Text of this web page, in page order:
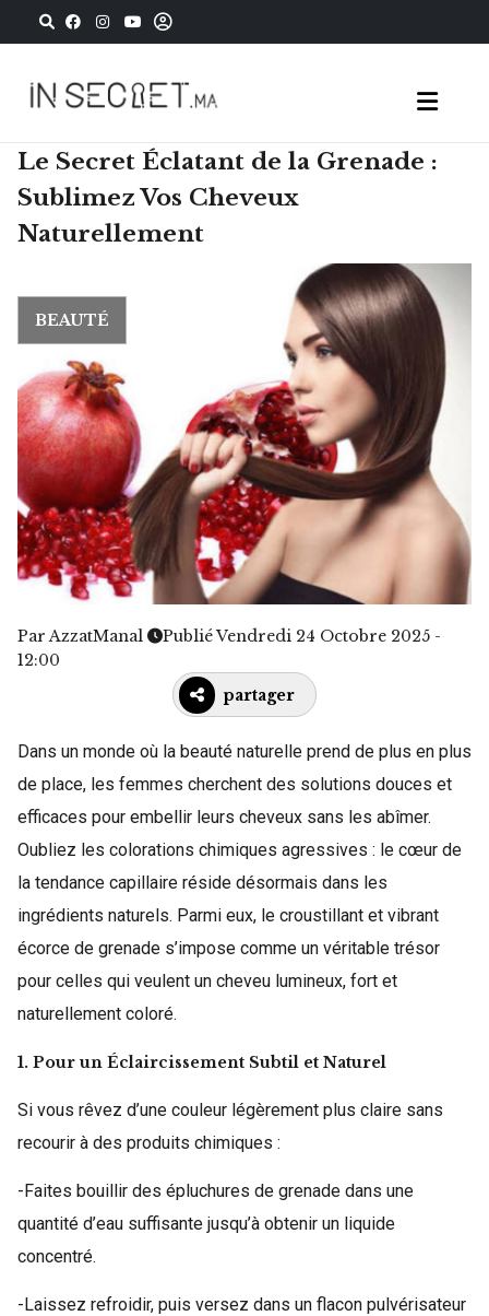
Le Secret Éclatant de la Grenade :
Sublimez Vos Cheveux
Naturellement
BEAUTÉ
ParAzzatManal
Publié Vendredi 24 Octobre 2025 -
12:00
partager
Dans un monde où la beauté naturelle prend de plus en plus
de place, les femmes cherchent des solutions douces et
efficaces pour embellir leurs cheveux sans les abîmer.
Oubliez les colorations chimiques agressives : le cœur de
la tendance capillaire réside désormais dans les
ingrédients naturels. Parmi eux, le croustillant et vibrant
écorce de grenade s’impose comme un véritable trésor
pour celles qui veulent un cheveu lumineux, fort et
naturellement coloré.
1. Pour un Éclaircissement Subtil et Naturel
Si vous rêvez d’une couleur légèrement plus claire sans
recourir à des produits chimiques :
-Faites bouillir des épluchures de grenade dans une
quantité d’eau suffisante jusqu’à obtenir un liquide
concentré.
-Laissez refroidir, puis versez dans un flacon pulvérisateur